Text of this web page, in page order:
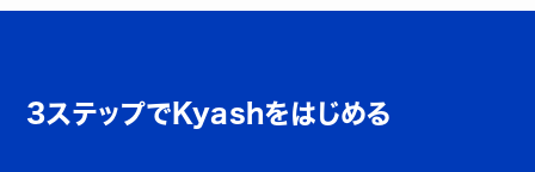
3ステップでKyashをはじめる